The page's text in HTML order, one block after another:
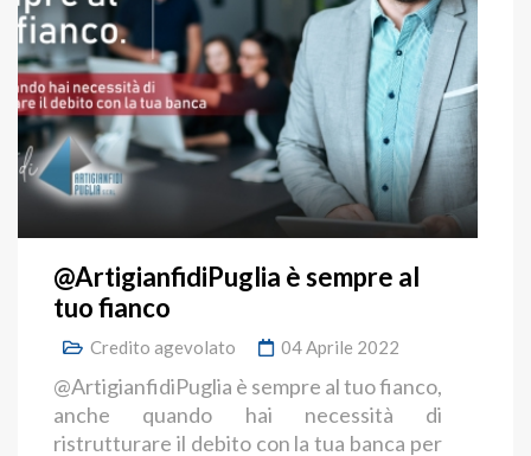
@ArtigianfidiPuglia è sempre al
tuo fianco
Credito agevolato 04 Aprile 2022
@ArtigianfidiPuglia è sempre al tuo fianco,
anche quando hai necessità di
ristrutturare il debito con la tua banca per